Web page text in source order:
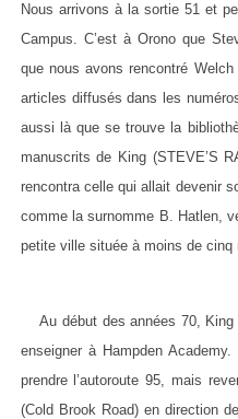
Nous arrivons à la sortie 51 et
Campus. C’est à Orono que
que nous avons rencontré
articles diffusés dans les
aussi là que se trouve la
manuscrits de King (STEVE’S
rencontra celle qui allait devenir
comme la surnomme B. Hatlen,
petite ville située à moins de cinq
Au début des années 70, King
enseigner à Hampden
prendre l’autoroute 95, mais
(Cold Brook Road) en direction